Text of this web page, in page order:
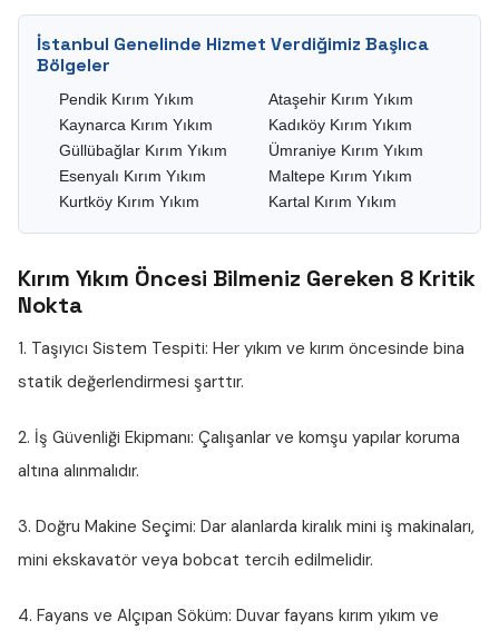
İstanbul Genelinde Hizmet Verdiğimiz Başlıca
Bölgeler
Pendik Kırım Yıkım
Kaynarca Kırım Yıkım
Güllübağlar Kırım Yıkım
Esenyalı Kırım Yıkım
Kurtköy Kırım Yıkım
Ataşehir Kırım Yıkım
Kadıköy Kırım Yıkım
Ümraniye Kırım Yıkım
Maltepe Kırım Yıkım
Kartal Kırım Yıkım
Kırım Yıkım Öncesi Bilmeniz Gereken 8 Kritik
Nokta
1. Taşıyıcı Sistem Tespiti: Her yıkım ve kırım öncesinde bina
statik değerlendirmesi şarttır.
2. İş Güvenliği Ekipmanı: Çalışanlar ve komşu yapılar koruma
altına alınmalıdır.
3. Doğru Makine Seçimi: Dar alanlarda kiralık mini iş makinaları,
mini ekskavatör veya bobcat tercih edilmelidir.
4. Fayans ve Alçıpan Söküm: Duvar fayans kırım yıkım ve